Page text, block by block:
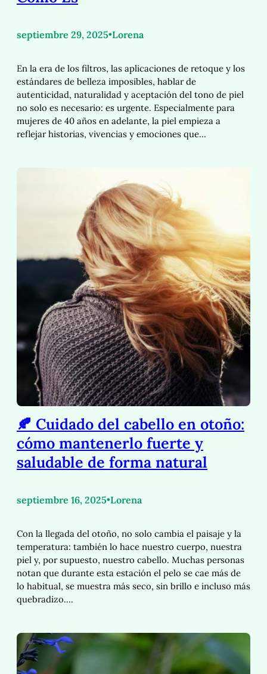
septiembre 29, 2025•Lorena
En la era de los filtros, las aplicaciones de retoque y los
estándares de belleza imposibles, hablar de
autenticidad, naturalidad y aceptación del tono de piel
no solo es necesario: es urgente. Especialmente para
mujeres de 40 años en adelante, la piel empieza a
reflejar historias, vivencias y emociones que…
🍂 Cuidado del cabello en otoño:
cómo mantenerlo fuerte y
saludable de forma natural
septiembre 16, 2025•Lorena
Con la llegada del otoño, no solo cambia el paisaje y la
temperatura: también lo hace nuestro cuerpo, nuestra
piel y, por supuesto, nuestro cabello. Muchas personas
notan que durante esta estación el pelo se cae más de
lo habitual, se muestra más seco, sin brillo e incluso más
quebradizo.…